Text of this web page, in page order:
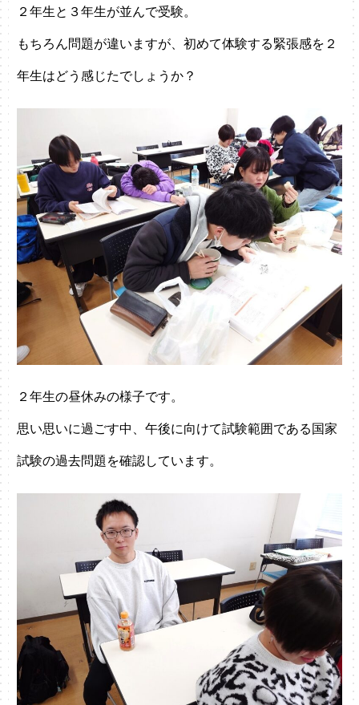
２年生と３年生が並んで受験。
もちろん問題が違いますが、初めて体験する緊張感を２
年生はどう感じたでしょうか？
２年生の昼休みの様子です。
思い思いに過ごす中、午後に向けて試験範囲である国家
試験の過去問題を確認しています。